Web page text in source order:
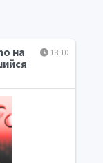
18:10
на